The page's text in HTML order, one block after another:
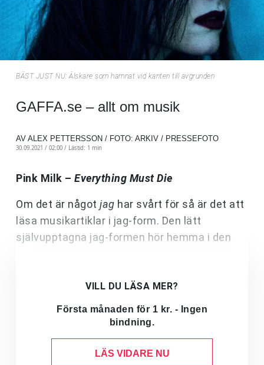
BÄST JUST NU: Älskare som hamnat vid kanten till avgrunden
GAFFA.se – allt om musik
AV ALEX PETTERSSON / FOTO: ARKIV / PRESSEFOTO
30.09.2021 / 02:00 / Lästid: 1 min
Pink Milk – Everything Must Die
Om det är något jag har svårt för så är det att
läsa musikartiklar i jag-form. Den lätt
självupptagna jag-formen hör hemma i den
VILL DU LÄSA MER?
Första månaden för 1 kr. - Ingen
bindning.
LÄS VIDARE NU